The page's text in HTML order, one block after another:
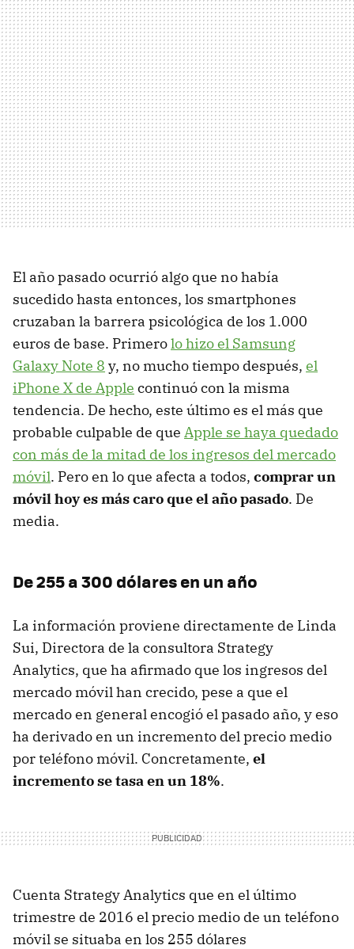
El año pasado ocurrió algo que no había
sucedido hasta entonces, los smartphones
cruzaban la barrera psicológica de los 1.000
euros de base. Primerolo hizo el Samsung
Galaxy Note 8 y, no mucho tiempo después, el
iPhone X de Apple continuó con la misma
tendencia. De hecho, este último es el más que
probable culpable de que Apple se haya quedado
con más de la mitad de los ingresos del mercado
móvil. Pero en lo que afecta a todos, comprar un
móvil hoy es más caro que el año pasado. De
media.
De 255 a 300 dólares en un año
La información proviene directamente de Linda
Sui, Directora de la consultora Strategy
Analytics, que ha afirmado que los ingresos del
mercado móvil han crecido, pese a que el
mercado en general encogió el pasado año, y eso
ha derivado en un incremento del precio medio
por teléfono móvil. Concretamente, el
incremento se tasa en un 18%.
Cuenta Strategy Analytics que en el último
trimestre de 2016 el precio medio de un teléfono
móvil se situaba en los 255 dólares